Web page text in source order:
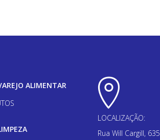
ALIMENTAR
LOCALIZAÇÃO:
Rua Will Cargill, 635